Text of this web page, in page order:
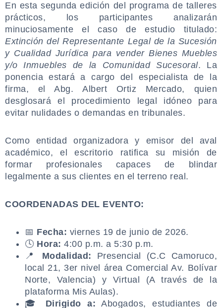
En esta segunda edición del programa de talleres
prácticos, los participantes analizarán
minuciosamente el caso de estudio titulado:
Extinción del Representante Legal de la Sucesión
y Cualidad Jurídica para vender Bienes Muebles
y/o Inmuebles de la Comunidad Sucesoral. La
ponencia estará a cargo del especialista de la
firma, el Abg. Albert Ortiz Mercado, quien
desglosará el procedimiento legal idóneo para
evitar nulidades o demandas en tribunales.
Como entidad organizadora y emisor del aval
académico, el escritorio ratifica su misión de
formar profesionales capaces de blindar
legalmente a sus clientes en el terreno real.
COORDENADAS DEL EVENTO:
📅 Fecha: viernes 19 de junio de 2026.
🕓 Hora: 4:00 p.m. a 5:30 p.m.
📍 Modalidad: Presencial (C.C Camoruco,
local 21, 3er nivel área Comercial Av. Bolívar
Norte, Valencia) y Virtual (A través de la
plataforma Mis Aulas).
🎓 Dirigido a: Abogados, estudiantes de